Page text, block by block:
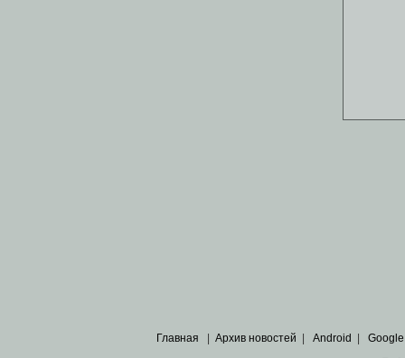
Главная Архив новостей Android Google